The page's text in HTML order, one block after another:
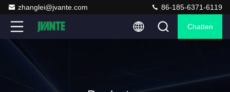
zhanglei@jvante.com 86-185-6371-6119
Chatten